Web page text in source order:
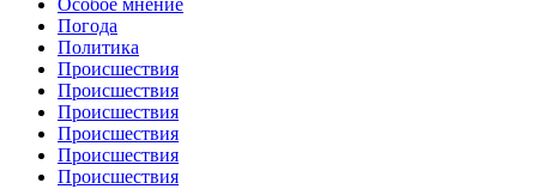
Погода
Политика
Происшествия
Происшествия
Происшествия
Происшествия
Происшествия
Происшествия